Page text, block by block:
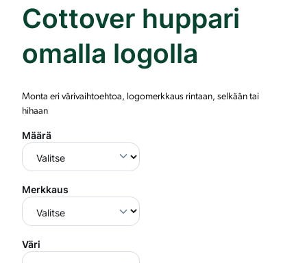
Cottover huppari
omalla logolla
Monta eri värivaihtoehtoa, logomerkkaus rintaan, selkään tai
hihaan
Määrä
Merkkaus
Väri